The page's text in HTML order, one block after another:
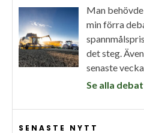
Man
min förra
det steg.
senaste
Se alla
SENASTE NYTT